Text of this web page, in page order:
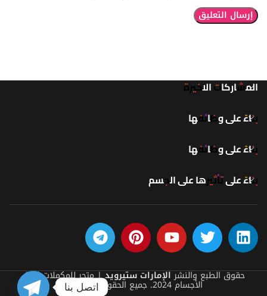
المشاركات الاخيرة
بناءً على وظائفها
بناءً على وظائفها
بناءً على تأثيرها على الجسم
حقوق الطبع والنشرالإمارات ستيرويد| متجر للمكملات كمال
الأجسام 2024. جميع الحقوق محفوظة. اتصل بنا